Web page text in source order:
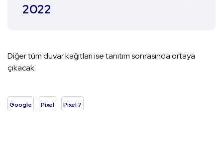
2022
Diğer tüm duvar kağıtları ise tanıtım sonrasında ortaya
çıkacak.
Google Pixel Pixel 7